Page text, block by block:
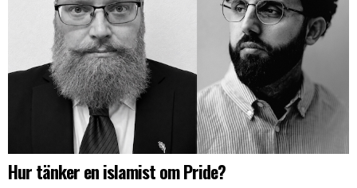
Hur tänker en islamist om Pride?